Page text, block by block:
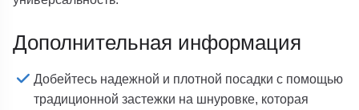
Дополнительная информация
Добейтесь надежной и плотной посадки с помощью
традиционной застежки на шнуровке, которая